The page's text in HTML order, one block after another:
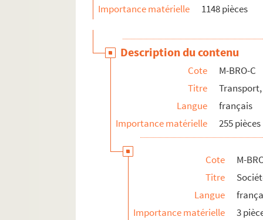
Importance matérielle
1148 pièces
Description du contenu
Cote
M-BRO-C
Titre
Langue
français
Importance matérielle
255 pièces
Cote
M-
Titre
Langue
Importance matérielle
3